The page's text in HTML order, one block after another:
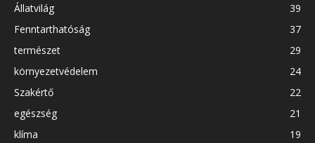
Állatvilág
39
Fenntarthatóság
37
természet
29
környezetvédelem
24
Szakértő
22
egészség
21
klíma
19